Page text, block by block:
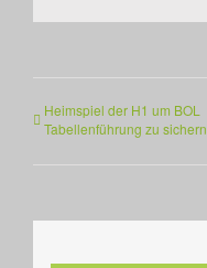
Heimspiel der H1 um BOL
Tabellenführung zu sichern